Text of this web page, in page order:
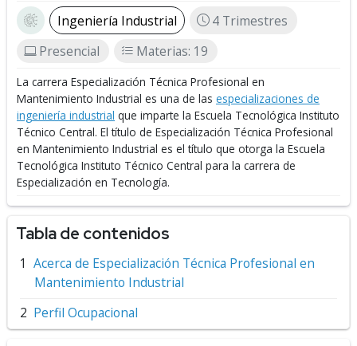
Ingeniería Industrial
4 Trimestres
Presencial
Materias: 19
La carrera Especialización Técnica Profesional en
Mantenimiento Industrial es una de las especializaciones de
ingeniería industrial que imparte la Escuela Tecnológica Instituto
Técnico Central. El título de Especialización Técnica Profesional
en Mantenimiento Industrial es el título que otorga la Escuela
Tecnológica Instituto Técnico Central para la carrera de
Especialización en Tecnología.
Tabla de contenidos
Acerca de Especialización Técnica Profesional en
Mantenimiento Industrial
Perfil Ocupacional